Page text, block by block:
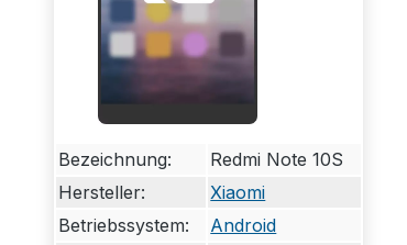
Bezeichnung:
Redmi Note 10S
Hersteller:
Xiaomi
Betriebssystem:
Android